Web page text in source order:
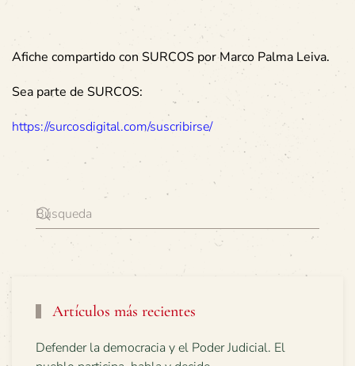
Afiche compartido con SURCOS por Marco Palma Leiva.
Sea parte de SURCOS:
https://surcosdigital.com/suscribirse/
Artículos más recientes
Defender la democracia y el Poder Judicial. El